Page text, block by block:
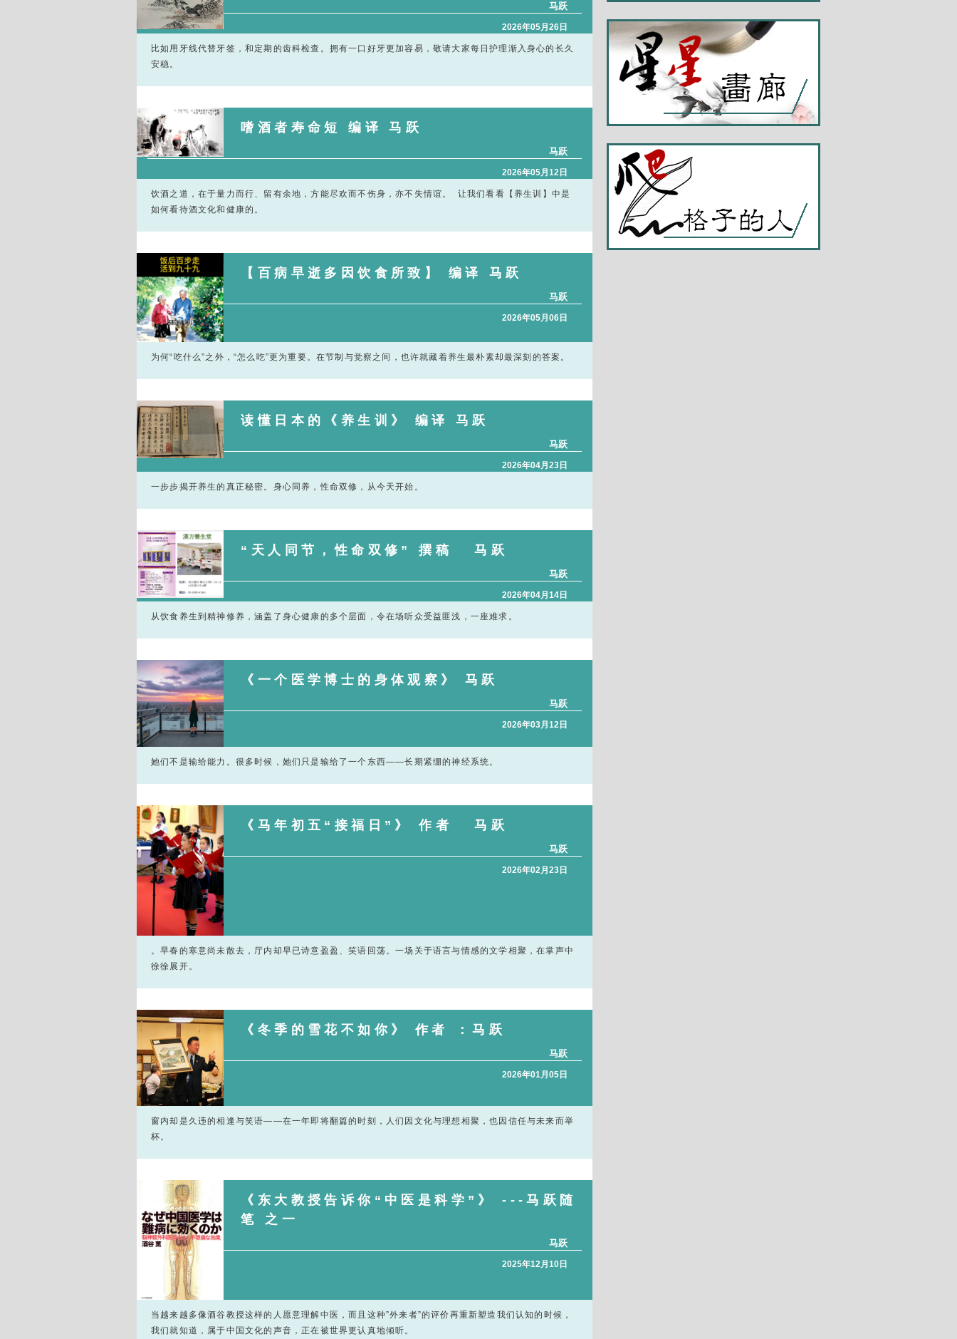
马跃
2026年05月26日
比如用牙线代替牙签，和定期的齿科检查。拥有一口好牙更加容易，敬请大家每日护理渐入身心的长久
安稳。
嗜酒者寿命短 编译 马跃
马跃
2026年05月12日
饮酒之道，在于量力而行、留有余地，方能尽欢而不伤身，亦不失情谊。 让我们看看【养生训】中是
如何看待酒文化和健康的。
【百病早逝多因饮食所致】 编译 马跃
马跃
2026年05月06日
为何“吃什么”之外，“怎么吃”更为重要。在节制与觉察之间，也许就藏着养生最朴素却最深刻的答案。
读懂日本的《养生训》 编译 马跃
马跃
2026年04月23日
一步步揭开养生的真正秘密。身心同养，性命双修，从今天开始。
“天人同节，性命双修” 撰稿 马跃
马跃
2026年04月14日
从饮食养生到精神修养，涵盖了身心健康的多个层面，令在场听众受益匪浅，一座难求。
《一个医学博士的身体观察》 马跃
马跃
2026年03月12日
她们不是输给能力。很多时候，她们只是输给了一个东西——长期紧绷的神经系统。
《马年初五“接福日”》 作者 马跃
马跃
2026年02月23日
。早春的寒意尚未散去，厅内却早已诗意盈盈、笑语回荡。一场关于语言与情感的文学相聚，在掌声中
徐徐展开。
《冬季的雪花不如你》 作者 ：马跃
马跃
2026年01月05日
窗内却是久违的相逢与笑语——在一年即将翻篇的时刻，人们因文化与理想相聚，也因信任与未来而举
杯。
《东大教授告诉你“中医是科学”》 ---马跃随
笔 之一
马跃
2025年12月10日
当越来越多像酒谷教授这样的人愿意理解中医，而且这种”外来者”的评价再重新塑造我们认知的时候，
我们就知道，属于中国文化的声音，正在被世界更认真地倾听。